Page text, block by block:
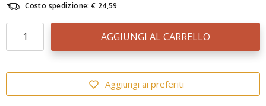
Costo spedizione: € 24,59
AGGIUNGI AL CARRELLO
Aggiungi ai preferiti